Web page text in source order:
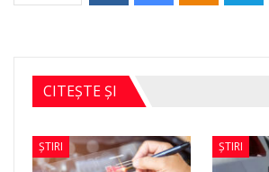
CITEȘTE ȘI
ȘTIRI ȘTIRI